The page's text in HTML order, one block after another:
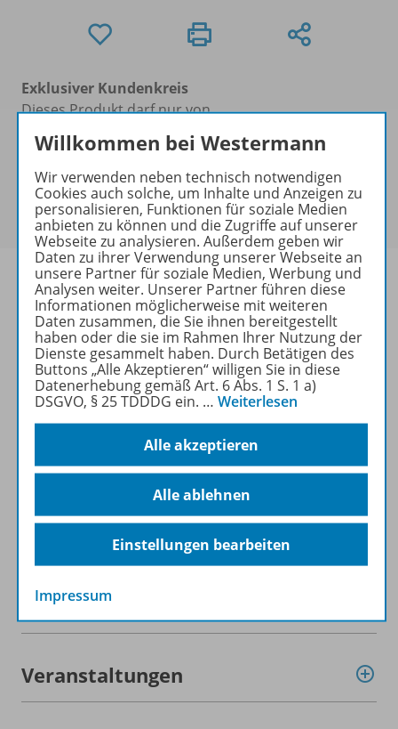
Exklusiver Kundenkreis
Dieses Produkt darf nur von
Ausbildern/Ausbilderinnen, Dozenten/Dozentinnen,
Erziehern/Erzieherinnen, Lehrkräften,
Referendaren/Referendarinnen,
Studenten/Studentinnen und Universitätslehrenden
erworben werden.
Produktinformationen
Lizenzbedingungen
Zugehörige Produkte
Demoversion
Benachrichtigungs-Service
Veranstaltungen
Willkommen bei Westermann
Wir verwenden neben technisch notwendigen
Cookies auch solche, um Inhalte und Anzeigen zu
personalisieren, Funktionen für soziale Medien
anbieten zu können und die Zugriffe auf unserer
Webseite zu analysieren. Außerdem geben wir
Daten zu ihrer Verwendung unserer Webseite an
unsere Partner für soziale Medien, Werbung und
Analysen weiter. Unserer Partner führen diese
Informationen möglicherweise mit weiteren
Daten zusammen, die Sie ihnen bereitgestellt
haben oder die sie im Rahmen Ihrer Nutzung der
Dienste gesammelt haben. Durch Betätigen des
Buttons „Alle Akzeptieren“ willigen Sie in diese
Datenerhebung gemäß Art. 6 Abs. 1 S. 1 a)
DSGVO, § 25 TDDDG ein. … Weiterlesen
Alle akzeptieren
Alle ablehnen
Einstellungen bearbeiten
Impressum